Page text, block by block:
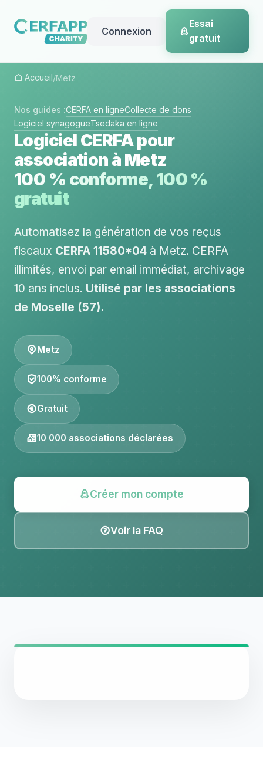
Connexion
Essai
gratuit
Accueil/Metz
Nos guides :CERFA en ligneCollecte de dons
Logiciel synagogueTsedaka en ligne
Logiciel CERFA pour
association à Metz
100 % conforme, 100 %
gratuit
Automatisez la génération de vos reçus
fiscaux CERFA 11580*04 à Metz. CERFA
illimités, envoi par email immédiat, archivage
10 ans inclus. Utilisé par les associations
de Moselle (57).
Metz
100% conforme
Gratuit
10 000 associations déclarées
Créer mon compte
Voir la FAQ